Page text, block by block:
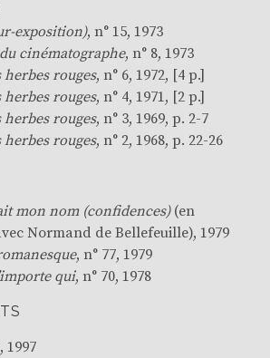
exposition), n° 15, 1973
cinématographe, n° 8, 1973
herbes rouges, n° 6, 1972, [4 p.]
herbes rouges, n° 4, 1971, [2 p.]
herbes rouges, n° 3, 1969, p. 2-7
herbes rouges, n° 2, 1968, p. 22-26
mon nom (confidences)(en
Normand de Bellefeuille), 1979
, n° 77, 1979
qui, n° 70, 1978
1997